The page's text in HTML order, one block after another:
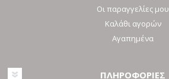
Οι παραγγελίες μου
Καλάθι αγορών
Αγαπημένα
ΠΛΗΡΟΦΟΡΙΕΣ